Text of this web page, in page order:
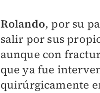
Rolando, por su
salir por sus
aunque con
que ya fue
quirúrgicamente